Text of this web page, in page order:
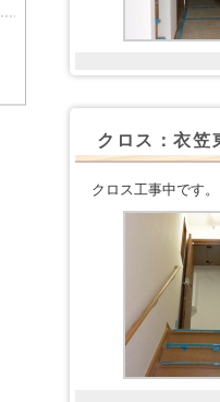
クロス：衣笠
クロス工事中です。